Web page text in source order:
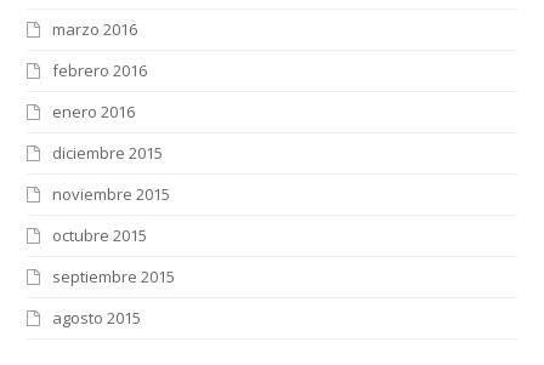
marzo 2016
febrero 2016
enero 2016
diciembre 2015
noviembre 2015
octubre 2015
septiembre 2015
agosto 2015